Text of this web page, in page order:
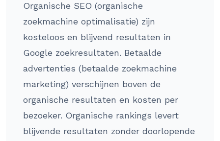
Organische SEO (organische
zoekmachine optimalisatie) zijn
kosteloos en blijvend resultaten in
Google zoekresultaten. Betaalde
advertenties (betaalde zoekmachine
marketing) verschijnen boven de
organische resultaten en kosten per
bezoeker. Organische rankings levert
blijvende resultaten zonder doorlopende